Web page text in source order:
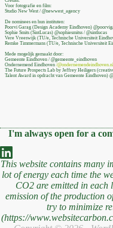
Voor fotografie en film:
Studio New West / @newwest_agency
De nominees en hun instituten:
Poorvi Garag (Design Academy Eindhoven)
Sophie Smits (SintLucas) @sophiesmitss / @sintlucas
Vere Vreeswijk (TU/e, Technische Universiteit
Remke Timmermans (TU/e, Technische Universiteit
Mede mogelijk gemaakt door:
Gemeente Eindhoven / @gemeente_eindhoven
Ondernemend Eindhoven /@ondernemendeindhoven.nl
The Future Prospects Lab by Jeffrey Heiligers
Talent Award in opdracht van Gemeente Eindhoven)
I'm always open for a
This website contains many
lot of energy each time the
CO2 are emitted in each
emission of the production
try to minimize
(https://www.websit